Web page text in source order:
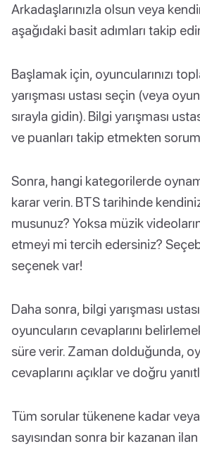
Arkadaşlarınızla olsun veya
aşağıdaki basit adımları takip
Başlamak için, oyuncularınızı
yarışması ustası seçin (veya
sırayla gidin). Bilgi yarışması
ve puanları takip etmekten
Sonra, hangi kategorilerde
karar verin. BTS tarihinde
musunuz? Yoksa müzik
etmeyi mi tercih edersiniz?
seçenek var!
Daha sonra, bilgi yarışması
oyuncuların cevaplarını
süre verir. Zaman dolduğunda,
cevaplarını açıklar ve doğru
Tüm sorular tükenene kadar
sayısından sonra bir kazanan